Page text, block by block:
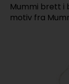
Mummi brett i
motiv fra